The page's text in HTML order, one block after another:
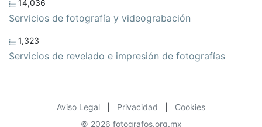
14,036
Servicios de fotografía y videograbación
1,323
Servicios de revelado e impresión de fotografías
Aviso Legal Privacidad
Cookies
© 2026 fotografos.org.mx